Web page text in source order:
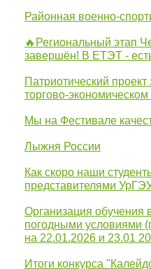
Районная военно-
🔥Региональный этап
завершён! В ЕТЭТ -
Патриотический
торгово-
Мы на Фестивале
Лыжня России
Как скоро наши
представителями
Организация обучения
погодными условиями
на 22.01.2026 и 23.01
Итоги конкурса